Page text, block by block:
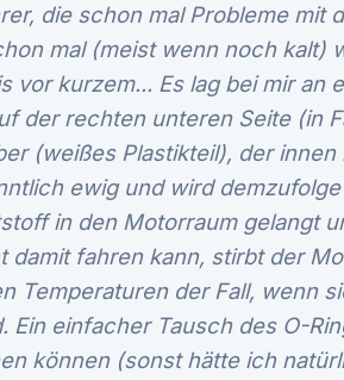
die schon mal Probleme mit
mal (meist wenn noch kalt)
vor kurzem... Es lag bei mir an
der rechten unteren Seite (in
(weißes Plastikteil), der
ewig und wird
in den Motorraum gelangt
damit fahren kann, stirbt der
Temperaturen der Fall, wenn
Ein einfacher Tausch des O-
können (sonst hätte ich